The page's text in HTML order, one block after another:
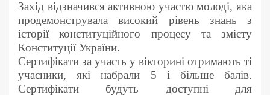
Захід відзначився активною участю молоді, яка
продемонструвала високий рівень знань з
історії конституційного процесу та змісту
Конституції України.
Сертифікати за участь у вікторині отримають ті
учасники, які набрали 5 і більше балів.
Сертифікати будуть доступні для